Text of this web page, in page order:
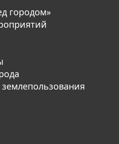
городом»